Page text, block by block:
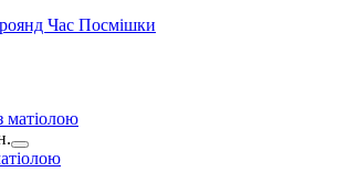
Час Посмішки